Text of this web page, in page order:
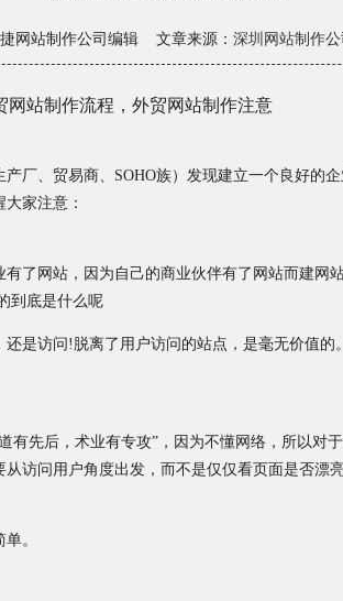
网站制作公司编辑 文章来源：深圳网站制作
站制作流程，外贸网站制作注意
厂、贸易商、SOHO族）发现建立一个良好的
家注意：
了网站，因为自己的商业伙伴有了网站而建网
到底是什么呢
是访问!脱离了用户访问的站点，是毫无价值
先后，术业有专攻”，因为不懂网络，所以对
访问用户角度出发，而不是仅仅看页面是否漂
。